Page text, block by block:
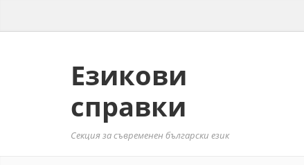
Езикови
справки
Секция за съвременен български език